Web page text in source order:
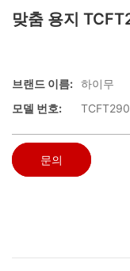
맞춤 용지
브랜드 이름: 하이무
모델 번호:
문의